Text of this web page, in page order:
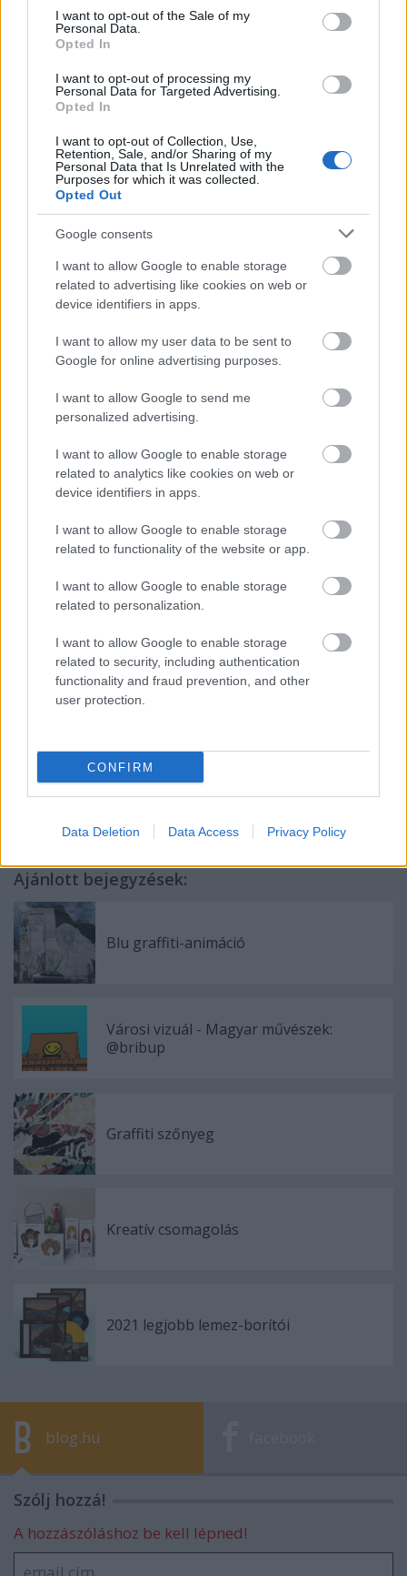
consent section.
I want to opt-out of the Sale of my
Personal Data.
Opted In
I want to opt-out of processing my
Personal Data for Targeted Advertising.
Opted In
I want to opt-out of Collection, Use,
Retention, Sale, and/or Sharing of my
Personal Data that Is Unrelated with the
Purposes for which it was collected.
Opted Out
Google consents
I want to allow Google to enable storage
related to advertising like cookies on web or
device identifiers in apps.
I want to allow my user data to be sent to
Google for online advertising purposes.
I want to allow Google to send me
personalized advertising.
I want to allow Google to enable storage
related to analytics like cookies on web or
device identifiers in apps.
I want to allow Google to enable storage
related to functionality of the website or app.
I want to allow Google to enable storage
related to personalization.
I want to allow Google to enable storage
related to security, including authentication
functionality and fraud prevention, and other
user protection.
CONFIRM
Data Deletion Data Access Privacy Policy
Címkék:design környezetvédelem
Ajánlott bejegyzések:
Blu graffiti-animáció
Városi vizuál - Magyar művészek:
@bribup
Graffiti szőnyeg
Kreatív csomagolás
2021 legjobb lemez-borítói
blog.hu
Szólj hozzá!
A hozzászóláshoz be kell lépned!